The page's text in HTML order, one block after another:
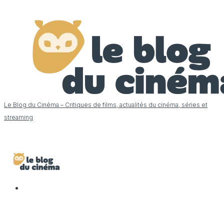
Le Blog du Cinéma – Critiques de films, actualités du cinéma, séries et
streaming